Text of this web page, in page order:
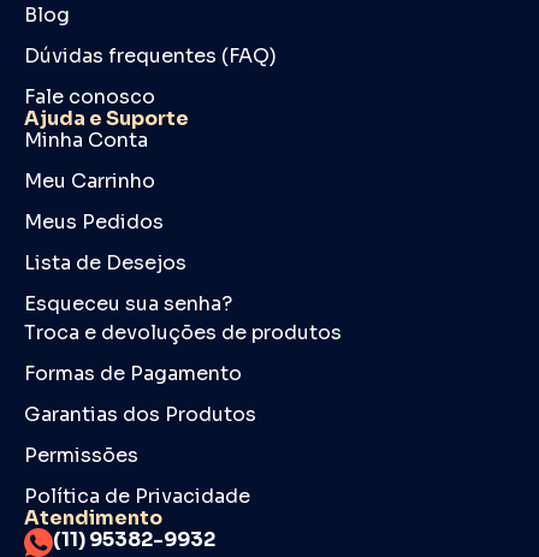
Blog
Dúvidas frequentes (FAQ)
Fale conosco
Ajuda e Suporte
Minha Conta
Meu Carrinho
Meus Pedidos
Lista de Desejos
Esqueceu sua senha?
Troca e devoluções de produtos
Formas de Pagamento
Garantias dos Produtos
Permissões
Política de Privacidade
Atendimento
(11) 95382-9932